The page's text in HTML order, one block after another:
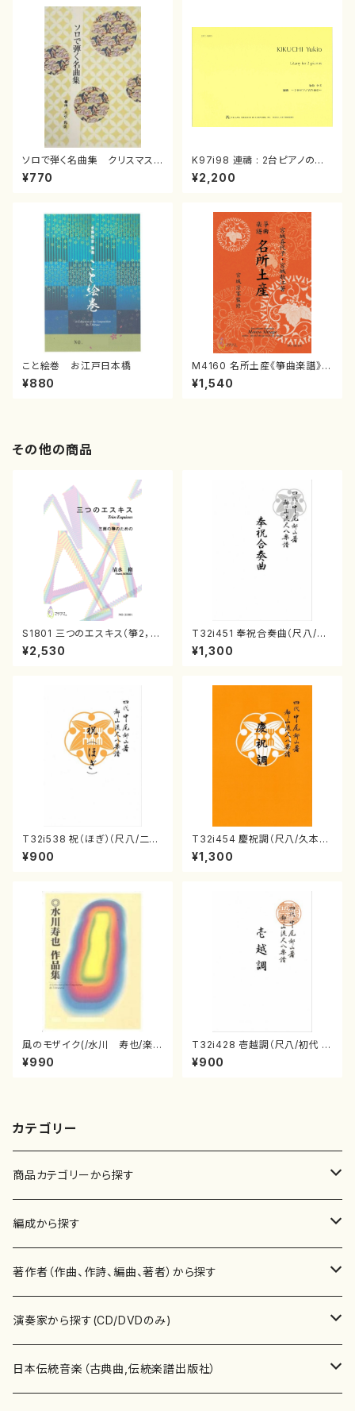
ソロで弾く名曲集 クリスマス・
イブ／恋人がサンタクロース(
箏独奏 /大平光美 編曲/楽
¥770
K97i98 連禱 : 2台ピアノのた
めの（2 Pianos / 菊池 幸夫 /
楽譜）
¥2,200
こと絵巻 お江戸日本橋
¥880
M4160 名所土産《箏曲楽譜》
（箏/宮城喜代子・宮城数江著・
宮城宗家監修/箏曲古典楽譜）
¥1,540
その他の商品
S1801 三つのエスキス（箏2，1
7/清水 脩/楽譜）
¥2,530
T32i451 奉祝合奏曲（尺八/久
本玄智/楽譜）都山流公刊楽譜曲
番:2158
¥1,300
T32i538 祝（ほぎ）（尺八/二代
池田静山/楽譜）都山流公刊楽譜
曲番:2247
¥900
T32i454 慶祝調（尺八/久本玄
智/楽譜）都山流公刊楽譜曲番:2
161
¥1,300
風のモザイク(/水川 寿也/楽
譜）
¥990
T32i428 壱越調（尺八/初代 中
村双葉/楽譜）都山流公刊楽譜曲
番:2133
¥900
カテゴリー
商品カテゴリーから探す
楽譜
書籍
書籍
テキストブック
CD・DVD
チケット
編成から探す
邦楽器
箏・琴（ソロ）
箏・琴（合奏）
合唱
混声合唱
歌・声
著作者（作曲、作詩、編曲、著者）から探す
あ行
青木省三(アオキ ショウゾウ)
か行
演奏家から探す(CD/DVDのみ)
邦楽（箏、三味線、尺八等）演奏家
日本伝統音楽（古典曲,伝統楽譜出版社）